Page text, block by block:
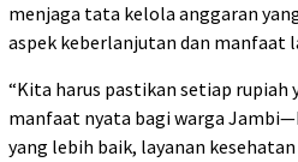
menjaga tata kelola anggaran
aspek keberlanjutan dan manfaat
“Kita harus pastikan setiap rupiah
manfaat nyata bagi warga
yang lebih baik, layanan